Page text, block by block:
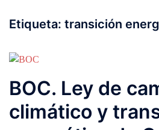
Etiqueta: transición
BOC. Ley de
climático y